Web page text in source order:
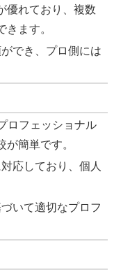
優れており、複数
ます。
でき、プロ側には
ロフェッショナル
簡単です。
応しており、個人
いて適切なプロフ